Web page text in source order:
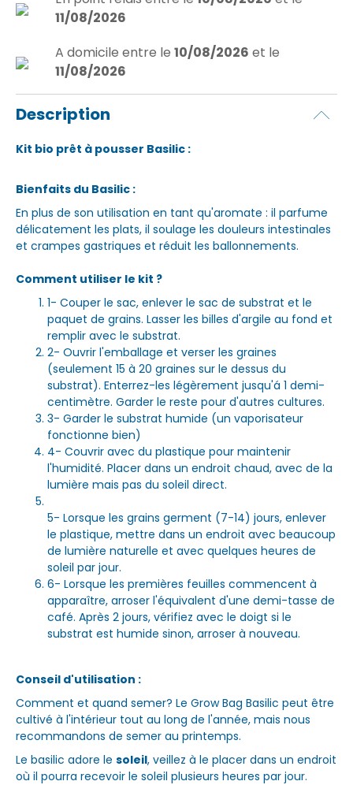
11/08/2026
A domicile entre le 10/08/2026 et le
11/08/2026
Description
Kit bio prêt à pousser Basilic :
Bienfaits du Basilic :
En plus de son utilisation en tant qu'aromate : il parfume
délicatement les plats, il soulage les douleurs intestinales
et crampes gastriques et réduit les ballonnements.
Comment utiliser le kit ?
1- Couper le sac, enlever le sac de substrat et le
paquet de grains. Lasser les billes d'argile au fond et
remplir avec le substrat.
2- Ouvrir l'emballage et verser les graines
(seulement 15 à 20 graines sur le dessus du
substrat). Enterrez-les légèrement jusqu'á 1 demi-
centimètre. Garder le reste pour d'autres cultures.
3- Garder le substrat humide (un vaporisateur
fonctionne bien)
4- Couvrir avec du plastique pour maintenir
l'humidité. Placer dans un endroit chaud, avec de la
lumière mais pas du soleil direct.
5- Lorsque les grains germent (7-14) jours, enlever
le plastique, mettre dans un endroit avec beaucoup
de lumière naturelle et avec quelques heures de
soleil par jour.
6- Lorsque les premières feuilles commencent à
apparaître, arroser l'équivalent d'une demi-tasse de
café. Après 2 jours, vérifiez avec le doigt si le
substrat est humide sinon, arroser à nouveau.
Conseil d'utilisation :
Comment et quand semer? Le Grow Bag Basilic peut être
cultivé à l'intérieur tout au long de l'année, mais nous
recommandons de semer au printemps.
Le basilic adore le soleil, veillez à le placer dans un endroit
où il pourra recevoir le soleil plusieurs heures par jour.